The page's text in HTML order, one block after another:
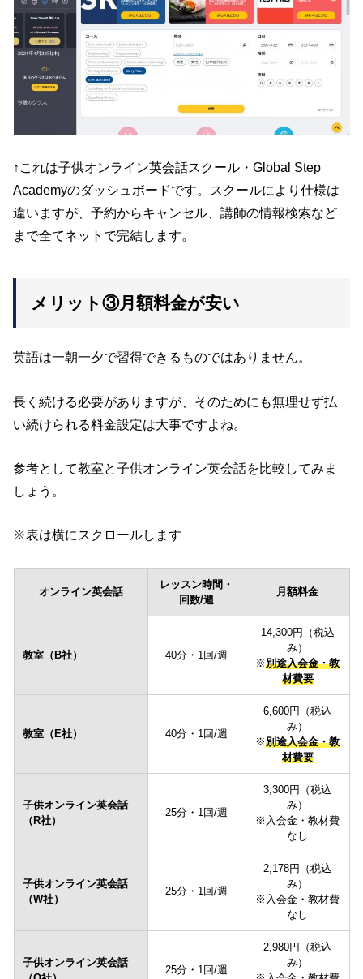
↑これは子供オンライン英会話スクール・Global Step
Academyのダッシュボードです。スクールにより仕様は
違いますが、予約からキャンセル、講師の情報検索など
まで全てネットで完結します。
メリット③月額料金が安い
英語は一朝一夕で習得できるものではありません。
長く続ける必要がありますが、そのためにも無理せず払
い続けられる料金設定は大事ですよね。
参考として教室と子供オンライン英会話を比較してみま
しょう。
※表は横にスクロールします
オンライン英会話
レッスン時間・
回数/週
月額料金
教室（B社） 40分・1回/週
14,300円（税込
み）
※別途入会金・教
材費要
教室（E社） 40分・1回/週
6,600円（税込
み）
※別途入会金・教
材費要
子供オンライン英会話
（R社）
25分・1回/週
3,300円（税込
み）
※入会金・教材費
なし
子供オンライン英会話
（W社）
25分・1回/週
2,178円（税込
み）
※入会金・教材費
なし
子供オンライン英会話
25分・1回/週
2,980円（税込
み）